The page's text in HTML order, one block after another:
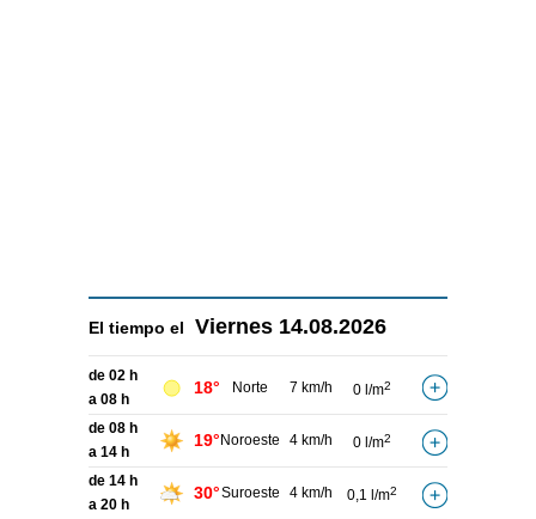
El tiempo el Viernes 14.08.2026
de 02 h
a 08 h
18° Norte 7 km/h 0 l/m2
de 08 h
a 14 h
19° Noroeste 4 km/h 0 l/m2
de 14 h
a 20 h
30°Suroeste 4 km/h 0,1 l/m2